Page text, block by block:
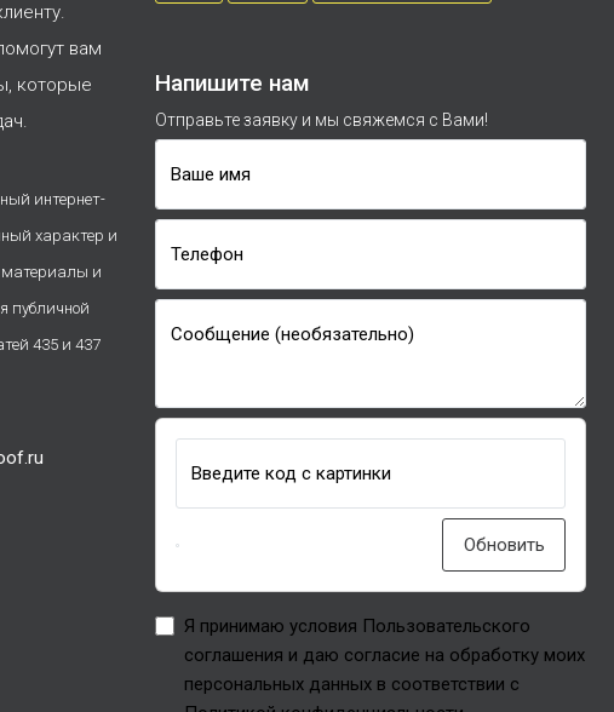
вам
которые
интернет-
характер и
материалы и
публичной
435 и 437
Напишите нам
Отправьте заявку и мы свяжемся с Вами!
Ваше имя
Телефон
Сообщение (необязательно)
Введите код с картинки
Обновить
Я принимаю условия Пользовательского
соглашения и даю согласие на обработку моих
персональных данных в соответствии с